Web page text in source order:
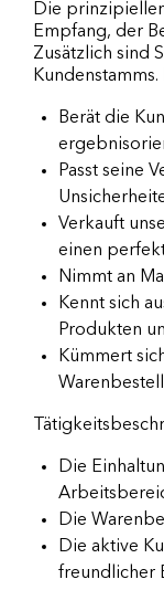
Die
Empfang, der
Zusätzlich sind
Berät die
Passt seine
Verkauft
einen
Nimmt an
Kennt sich
Produkten
Kümmert
Die
Die
Die aktive
freundlicher